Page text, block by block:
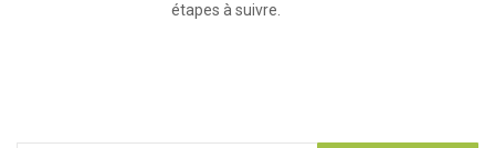
étapes à suivre.